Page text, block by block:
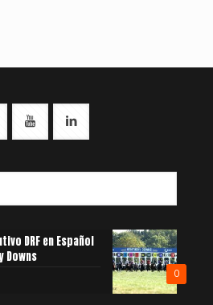
0
DRF en Español
Downs